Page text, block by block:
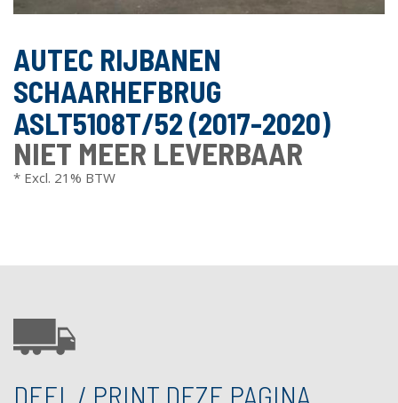
AUTEC RIJBANEN
SCHAARHEFBRUG
ASLT5108T/52 (2017-2020)
NIET MEER LEVERBAAR
* Excl. 21% BTW
DEEL / PRINT DEZE PAGINA